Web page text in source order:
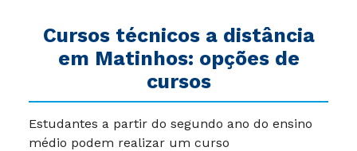
Cursos técnicos a distância
em Matinhos: opções de
cursos
Estudantes a partir do segundo ano do ensino
médio podem realizar um curso